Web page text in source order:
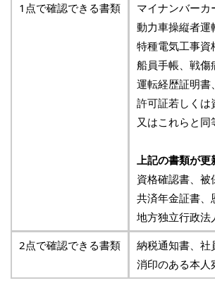
1点で確認できる書類
マイナンバー
動力車操縦者運
特種電気工事資
船員手帳、戦傷
運転経歴証明書
許可証若しくは
又はこれらと
上記の書類が更
資格確認書、
共済年金証書、
地方独立行政法
2点で確認できる書類
納税通知書、社
消印のある本人